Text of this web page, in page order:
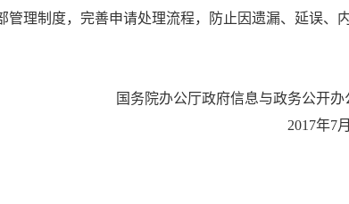
理制度，完善申请处理流程，防止因遗漏、延误、
国务院办公厅政府信息与政务公开办
2017年7